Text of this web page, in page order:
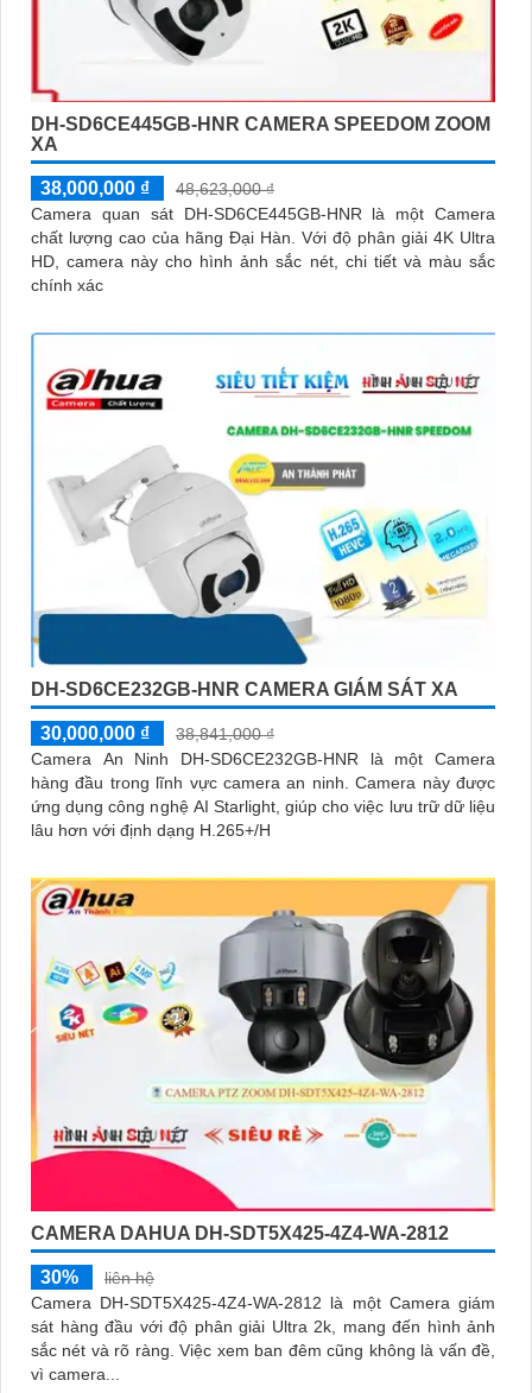
DH-SD6CE445GB-HNR CAMERA SPEEDOM ZOOM
XA
38,000,000 ₫
48,623,000 ₫
Camera quan sát DH-SD6CE445GB-HNR là một Camera
chất lượng cao của hãng Đại Hàn. Với độ phân giải 4K Ultra
HD, camera này cho hình ảnh sắc nét, chi tiết và màu sắc
chính xác
DH-SD6CE232GB-HNR CAMERA GIÁM SÁT XA
30,000,000 ₫
38,841,000 ₫
Camera An Ninh DH-SD6CE232GB-HNR là một Camera
hàng đầu trong lĩnh vực camera an ninh. Camera này được
ứng dụng công nghệ AI Starlight, giúp cho việc lưu trữ dữ liệu
lâu hơn với định dạng H.265+/H
CAMERA DAHUA DH-SDT5X425-4Z4-WA-2812
30%
liên hệ
Camera DH-SDT5X425-4Z4-WA-2812 là một Camera giám
sát hàng đầu với độ phân giải Ultra 2k, mang đến hình ảnh
sắc nét và rõ ràng. Việc xem ban đêm cũng không là vấn đề,
vì camera...